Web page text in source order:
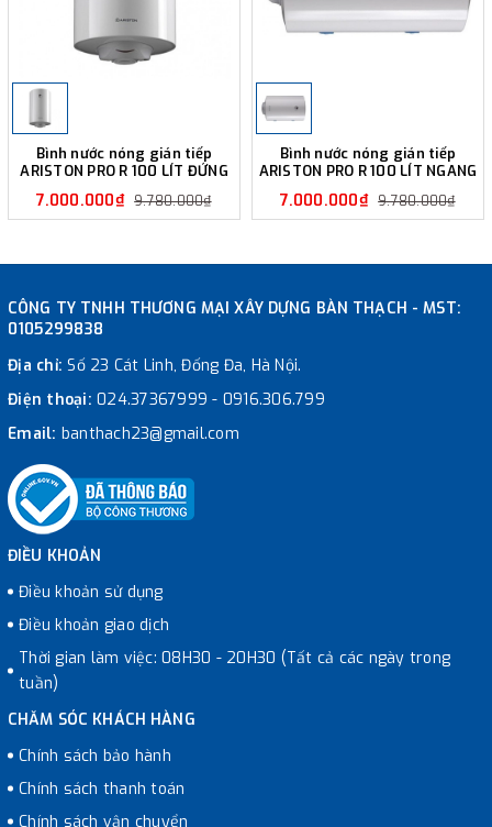
Bình nước nóng gián tiếp
ARISTON PRO R 100 LÍT ĐỨNG
7.000.000₫ 9.780.000₫
Bình nước nóng gián tiếp
ARISTON PRO R 100 LÍT NGANG
7.000.000₫ 9.780.000₫
CÔNG TY TNHH THƯƠNG MẠI XÂY DỰNG BÀN THẠCH - MST:
0105299838
Địa chỉ:Số 23 Cát Linh, Đống Đa, Hà Nội.
Điện thoại: 024.37367999 - 0916.306.799
Email: banthach23@gmail.com
ĐIỀU KHOẢN
Điều khoản sử dụng
Điều khoản giao dịch
Thời gian làm việc: 08H30 - 20H30 (Tất cả các ngày trong
tuần)
CHĂM SÓC KHÁCH HÀNG
Chính sách bảo hành
Chính sách thanh toán
Chính sách vận chuyển